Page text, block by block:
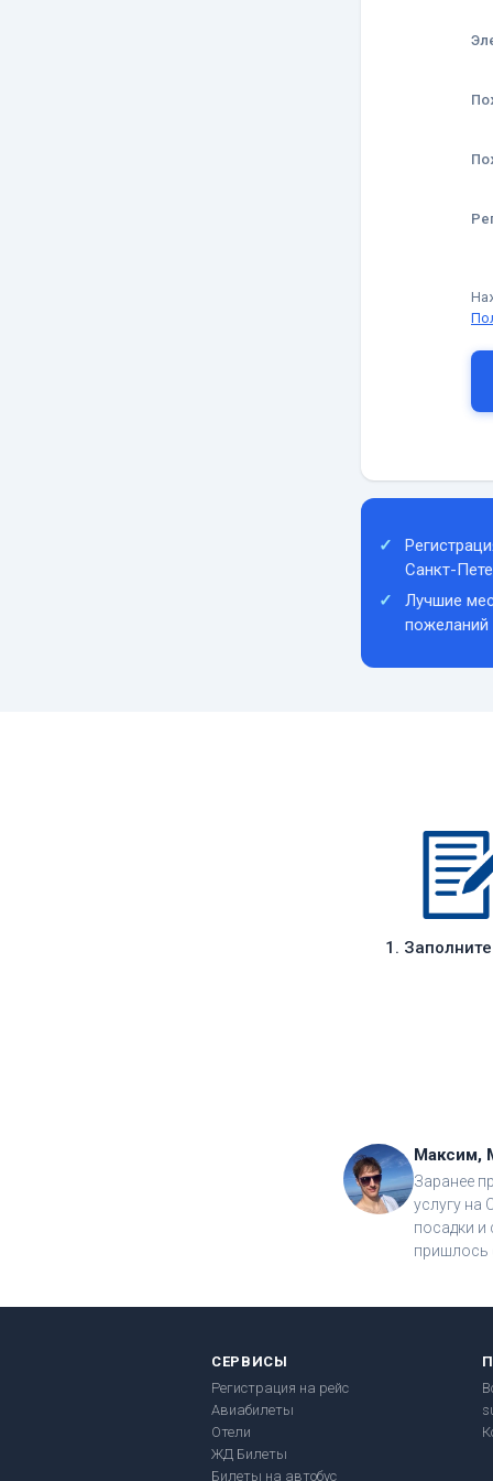
Санкт-
Лучшие
пожеланий
1.
Максим,
Заранее
услугу на
посадки и
пришлось
СЕРВИСЫ
Регистрация на рейс
Авиабилеты
Отели
ЖД Билеты
Билеты на автобус